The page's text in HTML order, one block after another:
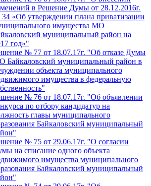
в Решение Думы от 28.12.2016г.
«Об утверждении плана приватизации
имущества МО
муниципальный район на
год»"
№ 77 от 18.07.17г. "Об отказе Думы
Байкаловский муниципальный район в
объекта муниципального
имущества в федеральную
№ 76 от 18.07.17г. "Об объявлении
по отбору кандидатур на
главы муниципального
Байкаловский муниципальный
№ 75 от 29.06.17г. "О согласии
на списание одного объекта
имущества муниципального
Байкаловский муниципальный